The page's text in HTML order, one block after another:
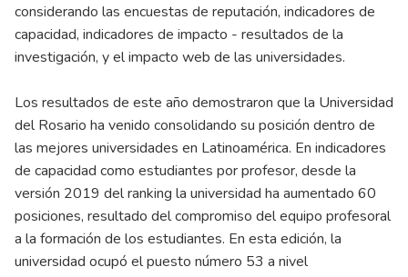
considerando las encuestas de reputación, indicadores de
capacidad, indicadores de impacto - resultados de la
investigación, y el impacto web de las universidades.
Los resultados de este año demostraron que la Universidad
del Rosario ha venido consolidando su posición dentro de
las mejores universidades en Latinoamérica. En indicadores
de capacidad como estudiantes por profesor, desde la
versión 2019 del ranking la universidad ha aumentado 60
posiciones, resultado del compromiso del equipo profesoral
a la formación de los estudiantes. En esta edición, la
universidad ocupó el puesto número 53 a nivel